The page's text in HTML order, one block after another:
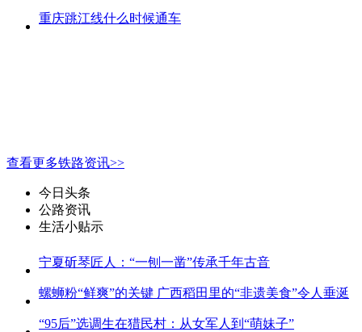
重庆跳江线什么时候通车
查看更多铁路资讯>>
今日头条
公路资讯
生活小贴示
宁夏斫琴匠人：“一刨一凿”传承千年古音
螺蛳粉“鲜爽”的关键 广西稻田里的“非遗美食”令人垂涎
“95后”选调生在猎民村：从女军人到“萌妹子”